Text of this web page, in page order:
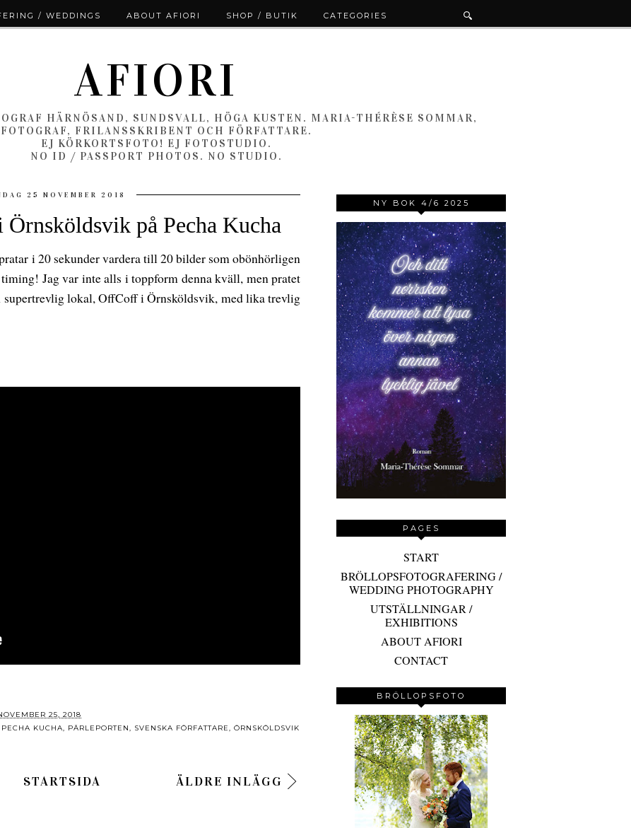
AFIORI
HÄRNÖSAND, SUNDSVALL, HÖGA KUSTEN. MARIA-THÉRÈSE SOMMAR,
FOTOGRAF, FRILANSSKRIBENT OCH FÖRFATTARE.
EJ KÖRKORTSFOTO! EJ FOTOSTUDIO.
NO ID / PASSPORT PHOTOS. NO STUDIO.
25 NOVEMBER 2018
på Pecha Kucha
i 20 sekunder vardera till 20 bilder som obönhörligen
Jag var inte alls i toppform denna kväll, men pratet
supertrevlig lokal, OffCoff i Örnsköldsvik, med lika trevlig
25, 2018
PECHA KUCHA, PÄRLEPORTEN, SVENSKA FÖRFATTARE, ÖRNSKÖLDSVIK
ÄLDRE INLÄGG
STARTSIDA
NY BOK 4/6 2025
PAGES
START
BRÖLLOPSFOTOGRAFERING /
WEDDING PHOTOGRAPHY
UTSTÄLLNINGAR /
EXHIBITIONS
ABOUT AFIORI
CONTACT
BRÖLLOPSFOTO
/ WEDDINGS ABOUT AFIORI SHOP / BUTIK CATEGORIES